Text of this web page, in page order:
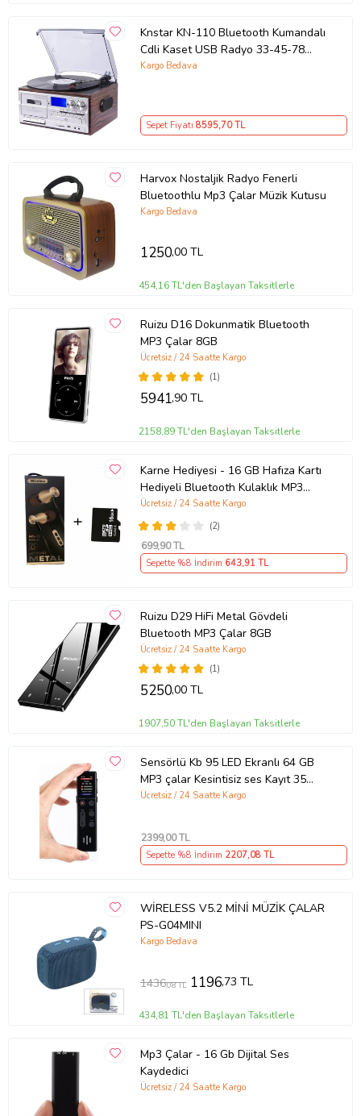
Knstar KN-110 Bluetooth Kumandalı
Cdli Kaset USB Radyo 33-45-78
Plaklar Çalar Pikap
Kargo Bedava
Sepet Fiyatı 8595,70 TL
Harvox Nostaljik Radyo Fenerli
Bluetoothlu Mp3 Çalar Müzik Kutusu
Kargo Bedava
1250,00 TL
454,16 TL'den Başlayan Taksitlerle
Ruizu D16 Dokunmatik Bluetooth
MP3 Çalar 8GB
(1)
Ücretsiz / 24 Saatte Kargo
5941,90 TL
2158,89 TL'den Başlayan Taksitlerle
Karne Hediyesi - 16 GB Hafıza Kartı
Hediyeli Bluetooth Kulaklık MP3
Çalar (Altın)
(2)
Ücretsiz / 24 Saatte Kargo
699,90 TL
Sepette %8 İndirim 643,91 TL
Ruizu D29 HiFi Metal Gövdeli
Bluetooth MP3 Çalar 8GB
(1)
Ücretsiz / 24 Saatte Kargo
5250,00 TL
1907,50 TL'den Başlayan Taksitlerle
Sensörlü Kb 95 LED Ekranlı 64 GB
MP3 çalar Kesintisiz ses Kayıt 35
Saat Kingboss (Siyah)
Ücretsiz / 24 Saatte Kargo
2399,00 TL
Sepette %8 İndirim 2207,08 TL
WİRELESS V5.2 MİNİ MÜZİK ÇALAR
PS-G04MINI
Kargo Bedava
1436,08 TL 1196,73 TL
434,81 TL'den Başlayan Taksitlerle
Mp3 Çalar - 16 Gb Dijital Ses
Kaydedici
Ücretsiz / 24 Saatte Kargo